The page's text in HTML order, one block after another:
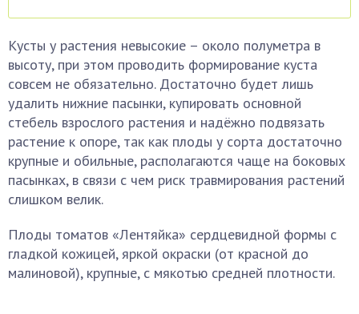
Кусты у растения невысокие – около полуметра в
высоту, при этом проводить формирование куста
совсем не обязательно. Достаточно будет лишь
удалить нижние пасынки, купировать основной
стебель взрослого растения и надёжно подвязать
растение к опоре, так как плоды у сорта достаточно
крупные и обильные, располагаются чаще на боковых
пасынках, в связи с чем риск травмирования растений
слишком велик.
Плоды томатов «Лентяйка» сердцевидной формы с
гладкой кожицей, яркой окраски (от красной до
малиновой), крупные, с мякотью средней плотности.